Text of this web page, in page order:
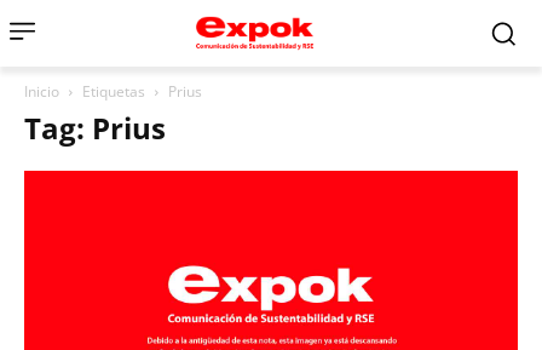
Inicio Etiquetas Prius
Tag: Prius